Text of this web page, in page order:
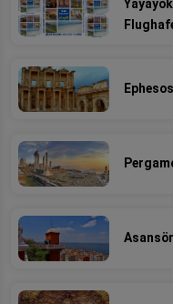
Ephesos
Asansör